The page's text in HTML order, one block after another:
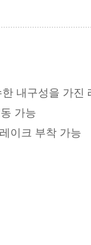
내구성을 가진
가능
이크 부착 가능